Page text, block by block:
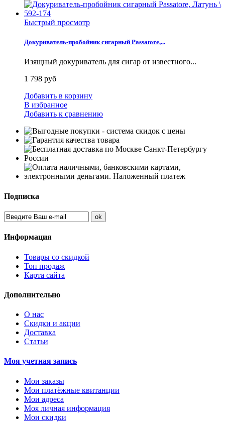
Быстрый просмотр
Докуриватель-пробойник сигарный Passatore,...
Изящный докуриватель для сигар от известного...
1 798 руб
Добавить в корзину
В избранное
Добавить к сравнению
Подписка
Информация
Товары со скидкой
Топ продаж
Карта сайта
Дополнительно
О нас
Скидки и акции
Доставка
Статьи
Моя учетная запись
Мои заказы
Мои платёжные квитанции
Мои адреса
Моя личная информация
Мои скидки